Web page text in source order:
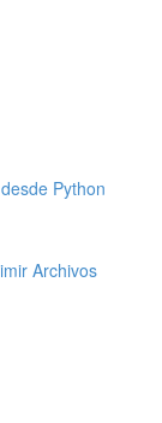
Python
Archivos